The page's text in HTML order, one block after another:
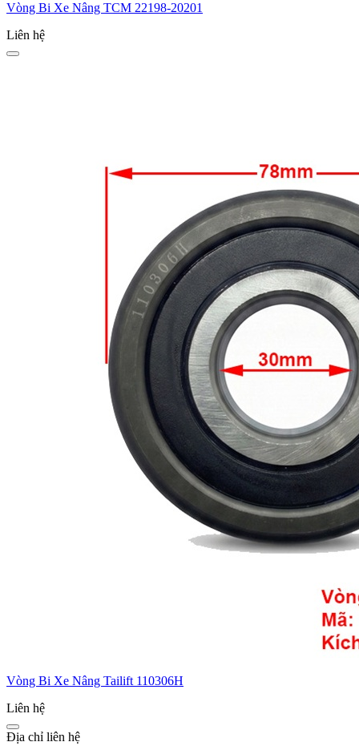
Vòng Bi Xe Nâng TCM 22198-20201
Liên hệ
Vòng Bi Xe Nâng Tailift 110306H
Liên hệ
Địa chỉ liên hệ